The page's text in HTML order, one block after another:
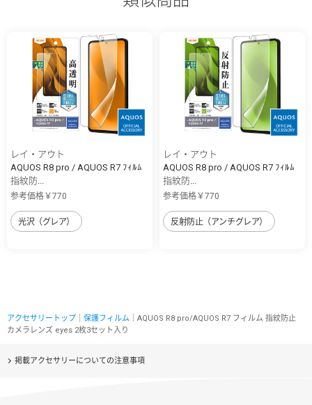
レイ・アウト
AQUOS R8 pro / AQUOS R7 ﾌｨﾙﾑ
指紋防...
参考価格￥770
光沢（グレア）
レイ・アウト
AQUOS R8 pro / AQUOS R7 ﾌｨﾙﾑ
指紋防...
参考価格￥770
反射防止（アンチグレア）
アクセサリートップ 保護フィルム ｜AQUOS R8 pro/AQUOS R7 フィルム 指紋防止
カメラレンズ eyes 2枚3セット入り
掲載アクセサリーについての注意事項